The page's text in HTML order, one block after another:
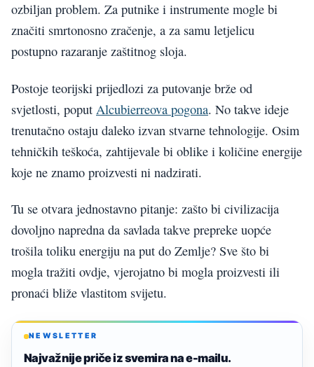
ozbiljan problem. Za putnike i instrumente mogle bi
značiti smrtonosno zračenje, a za samu letjelicu
postupno razaranje zaštitnog sloja.
Postoje teorijski prijedlozi za putovanje brže od
svjetlosti, poput Alcubierreova pogona. No takve ideje
trenutačno ostaju daleko izvan stvarne tehnologije. Osim
tehničkih teškoća, zahtijevale bi oblike i količine energije
koje ne znamo proizvesti ni nadzirati.
Tu se otvara jednostavno pitanje: zašto bi civilizacija
dovoljno napredna da savlada takve prepreke uopće
trošila toliku energiju na put do Zemlje? Sve što bi
mogla tražiti ovdje, vjerojatno bi mogla proizvesti ili
pronaći bliže vlastitom svijetu.
NEWSLETTER
Najvažnije priče iz svemira na e-mailu.